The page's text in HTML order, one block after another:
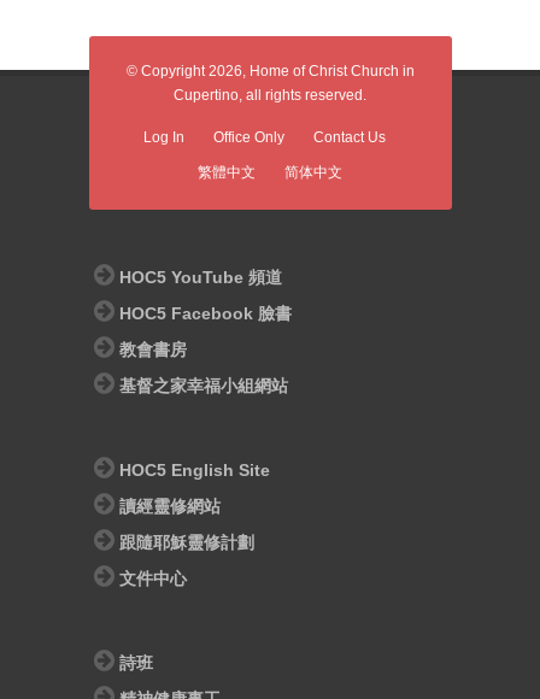
© Copyright 2026, Home of Christ Church in
Cupertino, all rights reserved.
Log In Office Only Contact Us
繁體中文 简体中文
HOC5 YouTube 頻道
HOC5 Facebook 臉書
教會書房
基督之家幸福小組網站
HOC5 English Site
讀經靈修網站
跟隨耶穌靈修計劃
文件中心
詩班